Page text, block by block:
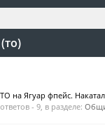
на Ягуар фпейс.
- 9, в разделе: